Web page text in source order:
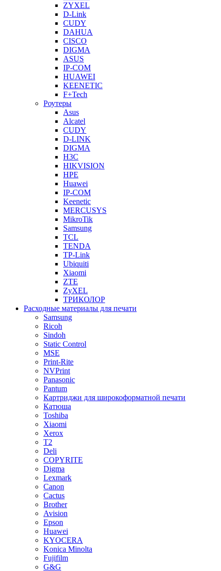
ZYXEL
D-Link
CUDY
DAHUA
CISCO
DIGMA
ASUS
IP-COM
HUAWEI
KEENETIC
F+Tech
Роутеры
Asus
Alcatel
CUDY
D-LINK
DIGMA
H3C
HIKVISION
HPE
Huawei
IP-COM
Keenetic
MERCUSYS
MikroTik
Samsung
TCL
TENDA
TP-Link
Ubiquiti
Xiaomi
ZTE
ZyXEL
ТРИКОЛОР
Расходные материалы для печати
Samsung
Ricoh
Sindoh
Static Control
MSE
Print-Rite
NVPrint
Panasonic
Pantum
Картриджи для широкоформатной печати
Катюша
Toshiba
Xiaomi
Xerox
T2
Deli
COPYRITE
Digma
Lexmark
Canon
Cactus
Brother
Avision
Epson
Huawei
KYOCERA
Konica Minolta
Fujifilm
G&G